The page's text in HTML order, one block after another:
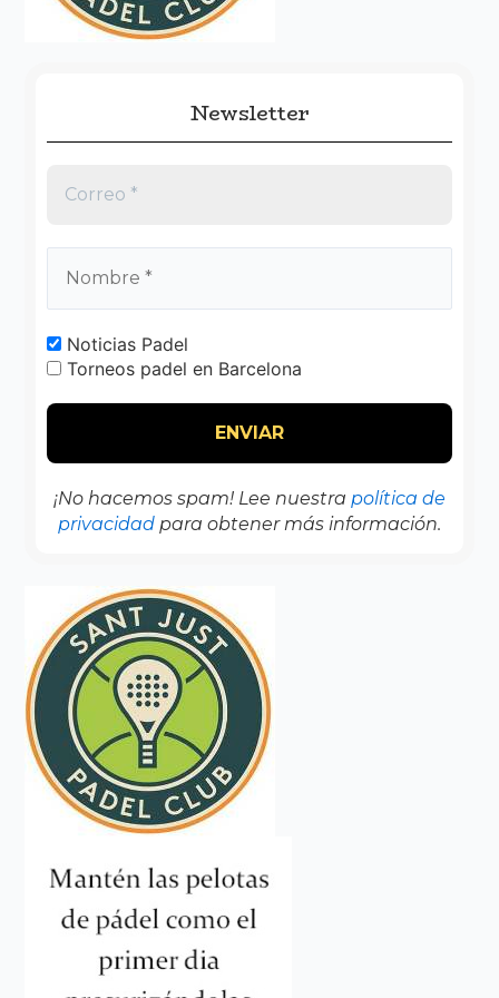
Newsletter
Noticias Padel
Torneos padel en Barcelona
¡No hacemos spam! Lee nuestra política de
privacidad para obtener más información.